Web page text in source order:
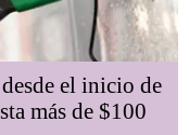
el inicio de
más de $100